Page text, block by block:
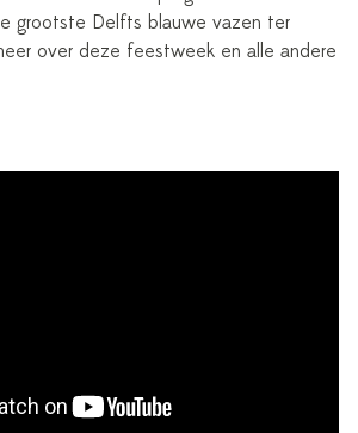
grootste Delfts blauwe vazen ter
over deze feestweek en alle andere